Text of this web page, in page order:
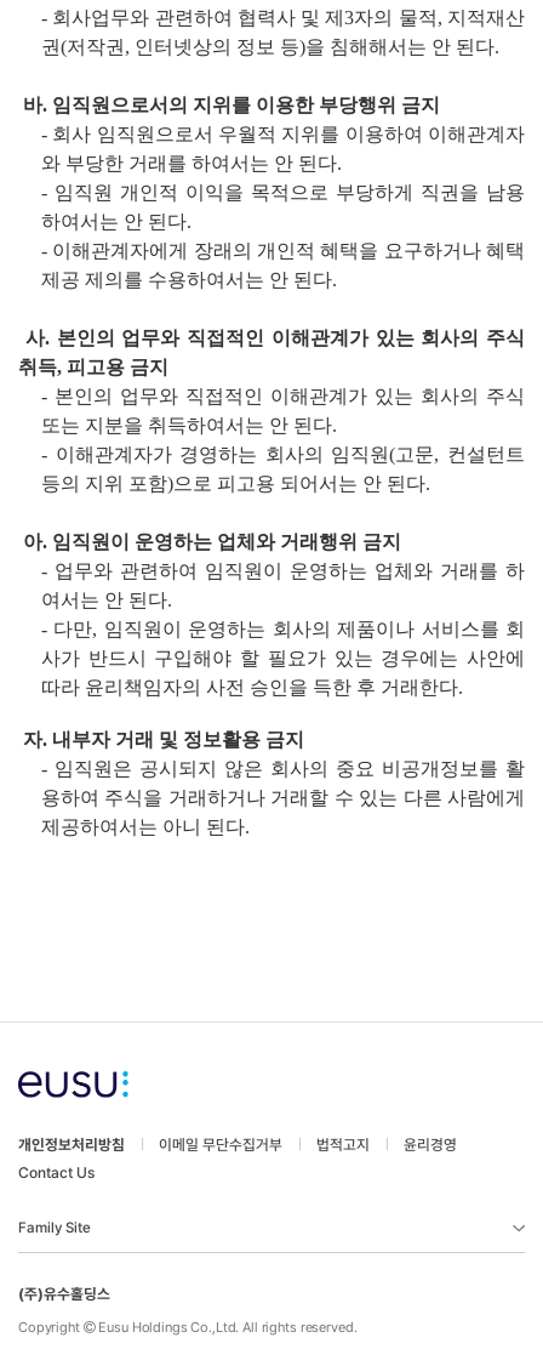
- 회사업무와 관련하여 협력사 및 제3자의 물적, 지적재산
권(저작권 , 인터넷상의 정보 등)을 침해해서는 안 된다.
바. 임직원으로서의 지위를 이용한 부당행위 금지
- 회사 임직원으로서 우월적 지위를 이용하여 이해관계자
와 부당한 거래를 하여서는 안 된다.
- 임직원 개인적 이익을 목적으로 부당하게 직권을 남용
하여서는 안 된다.
- 이해관계자에게 장래의 개인적 혜택을 요구하거나 혜택
제공 제의를 수용하여서는 안 된다.
사. 본인의 업무와 직접적인 이해관계가 있는 회사의 주식
취득, 피고용 금지
- 본인의 업무와 직접적인 이해관계가 있는 회사의 주식
또는 지분을 취득하여서는 안 된다.
- 이해관계자가 경영하는 회사의 임직원(고문, 컨설턴트
등의 지위 포함)으로 피고용 되어서는 안 된다.
아. 임직원이 운영하는 업체와 거래행위 금지
- 업무와 관련하여 임직원이 운영하는 업체와 거래를 하
여서는 안 된다.
- 다만, 임직원이 운영하는 회사의 제품이나 서비스를 회
사가 반드시 구입해야 할 필요가 있는 경우에는 사안에
따라 윤리책임자의 사전 승인을 득한 후 거래한다.
자. 내부자 거래 및 정보활용 금지
- 임직원은 공시되지 않은 회사의 중요 비공개정보를 활
용하여 주식을 거래하거나 거래할 수 있는 다른 사람에게
제공하여서는 아니 된다.
개인정보처리방침 이메일 무단수집거부 법적고지
윤리경영
Contact Us
(주)유수홀딩스
Copyright Eusu Holdings Co.,Ltd. All rights reserved.